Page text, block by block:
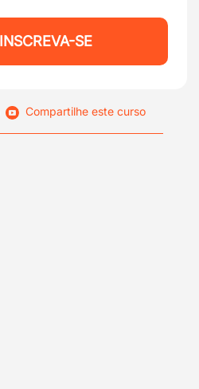
INSCREVA-SE
Compartilhe este curso